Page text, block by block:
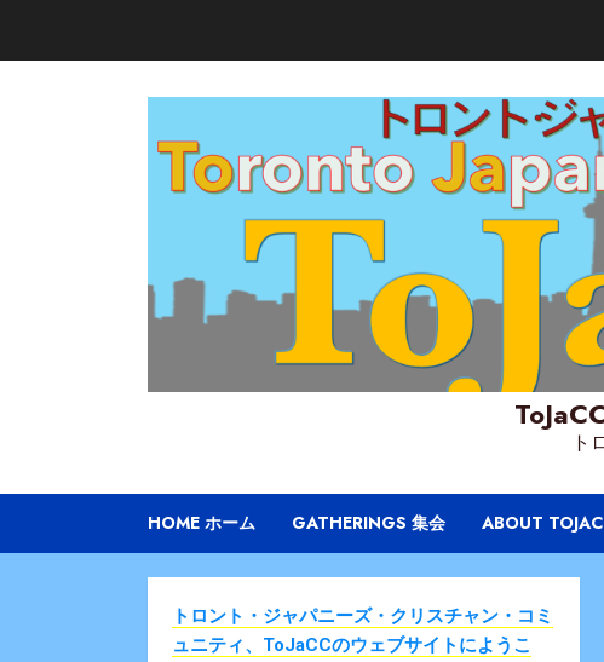
ト
HOME ホーム GATHERINGS 集会 ABOUT
トロント・ジャパニーズ・クリスチャン・コミ
ュニティ、ToJaCCのウェブサイトにようこ